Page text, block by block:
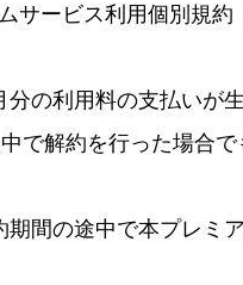
サービス利用個別規約
の利用料の支払いが
で解約を行った場合
間の途中で本プレミ